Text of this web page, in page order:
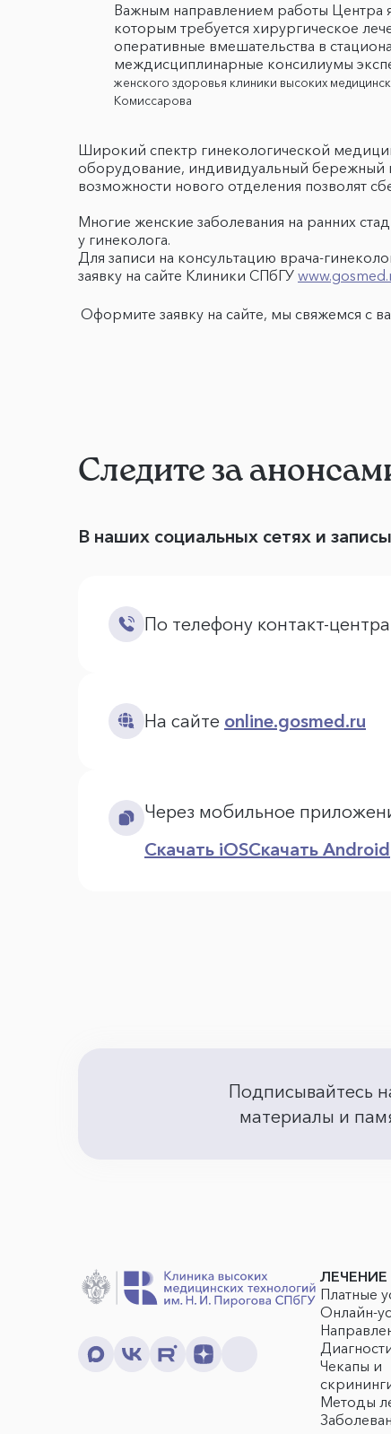
Важным направлением работы Центра
которым требуется хирургическое
оперативные вмешательства в
междисциплинарные консилиумы
женского здоровья клиники высоких
Комиссарова
Широкий спектр гинекологической
оборудование, индивидуальный бережный
возможности нового отделения позволят
Многие женские заболевания на ранних
у гинеколога.
Для записи на консультацию врача-
заявку на сайте Клиники СПбГУ
Оформите заявку на сайте, мы свяжемся с
Следите за
В наших социальных сетях и
По телефону контакт-центра
На сайте online.gosmed.ru
Через мобильное
Скачать iOSСкачать Android
Подписывайтесь
материалы и
ЛЕЧЕНИЕ
Платные
Онлайн-
Чекапы и
Методы